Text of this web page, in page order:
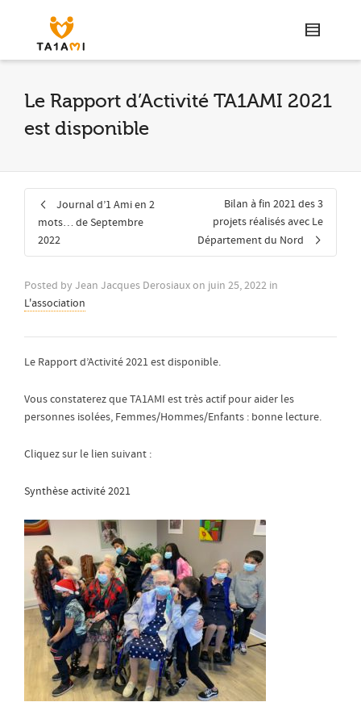
Le Rapport d’Activité TA1AMI 2021
est disponible
Journal d’1 Ami en 2
mots… de Septembre
2022
Bilan à fin 2021 des 3
projets réalisés avec Le
Département du Nord
Posted by Jean Jacques Derosiauxon juin 25, 2022 in
L'association
Le Rapport d’Activité 2021 est disponible.
Vous constaterez que TA1AMI est très actif pour aider les
personnes isolées, Femmes/Hommes/Enfants : bonne lecture.
Cliquez sur le lien suivant :
Synthèse activité 2021